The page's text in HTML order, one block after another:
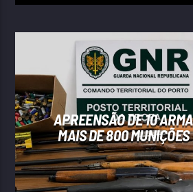
APREENSÃO DE 10
MAIS DE 800